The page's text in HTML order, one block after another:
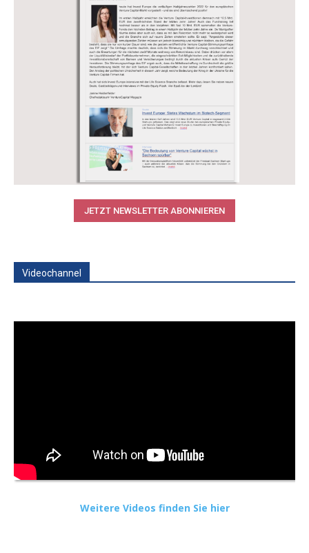
JETZT NEWSLETTER ABONNIEREN
Videochannel
Weitere Videos finden Sie hier